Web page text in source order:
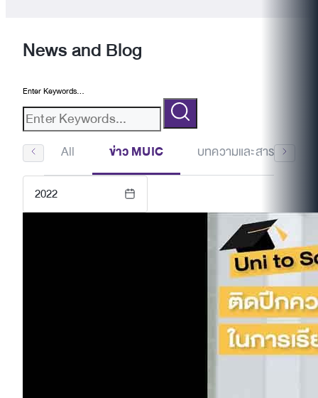
News and Blog
Enter Keywords...
All ข่าว MUIC บทความและสาระน่ารู้
2022